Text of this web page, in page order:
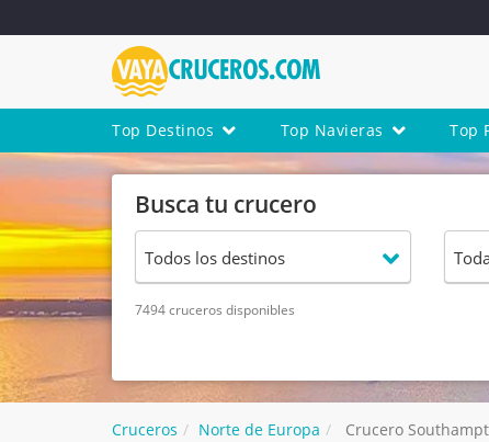
Top Destinos Top Navieras Top
Busca tu crucero
7494 cruceros disponibles
Cruceros Norte de Europa Crucero